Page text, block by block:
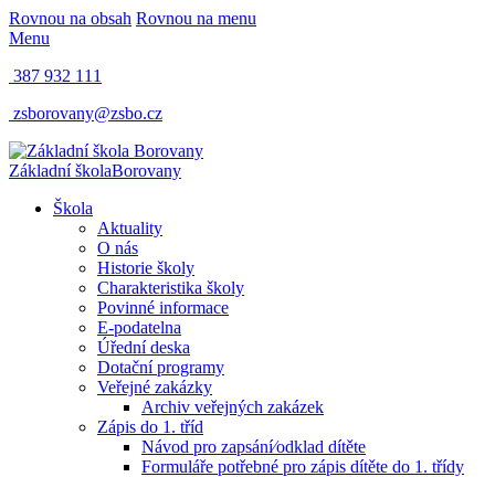
Rovnou na obsah Rovnou na menu
Menu
387 932 111
zsborovany@zsbo.cz
Základní školaBorovany
Škola
Aktuality
O nás
Historie školy
Charakteristika školy
Povinné informace
E-podatelna
Úřední deska
Dotační programy
Veřejné zakázky
Archiv veřejných zakázek
Zápis do 1. tříd
Návod pro zapsání⁄odklad dítěte
Formuláře potřebné pro zápis dítěte do 1. třídy